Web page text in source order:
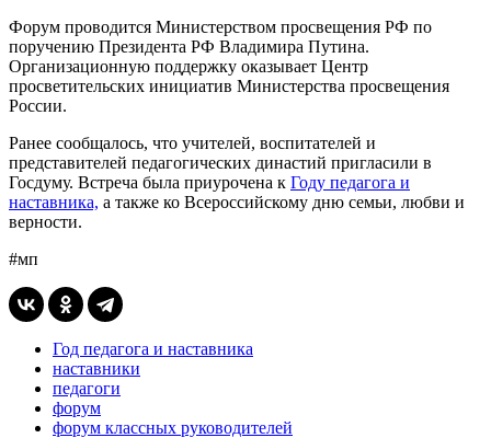
Форум проводится Министерством просвещения РФ по
поручению Президента РФ Владимира Путина.
Организационную поддержку оказывает Центр
просветительских инициатив Министерства просвещения
России.
Ранее сообщалось, что учителей, воспитателей и
представителей педагогических династий пригласили в
Госдуму. Встреча была приурочена к Году педагога и
наставника, а также ко Всероссийскому дню семьи, любви и
верности.
#мп
Год педагога и наставника
наставники
педагоги
форум
форум классных руководителей